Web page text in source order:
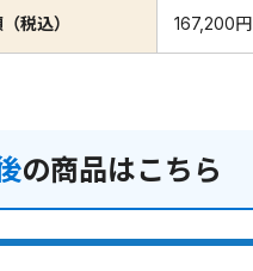
税込） 167,200円
の商品はこちら